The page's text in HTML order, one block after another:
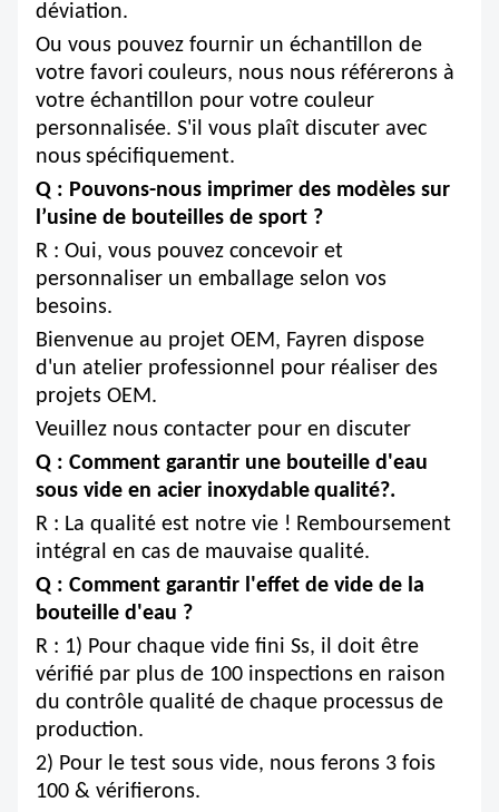
déviation.
Ou vous pouvez fournir un échantillon de
votre favori couleurs, nous nous référerons à
votre échantillon pour votre couleur
personnalisée. S'il vous plaît discuter avec
nous spécifiquement.
Q : Pouvons-nous imprimer des modèles sur
l’usine de bouteilles de sport ?
R : Oui, vous pouvez concevoir et
personnaliser un emballage selon vos
besoins.
Bienvenue au projet OEM, Fayren dispose
d'un atelier professionnel pour réaliser des
projets OEM.
Veuillez nous contacter pour en discuter
Q : Comment garantir une bouteille d'eau
sous vide en acier inoxydable qualité?.
R : La qualité est notre vie ! Remboursement
intégral en cas de mauvaise qualité.
Q : Comment garantir l'effet de vide de la
bouteille d'eau ?
R : 1) Pour chaque vide fini Ss, il doit être
vérifié par plus de 100 inspections en raison
du contrôle qualité de chaque processus de
production.
2) Pour le test sous vide, nous ferons 3 fois
100 & vérifierons.